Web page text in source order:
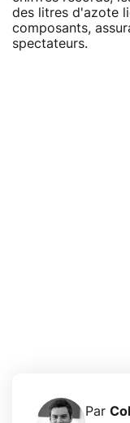
des litres d'azote
composants,
spectateurs.
Par